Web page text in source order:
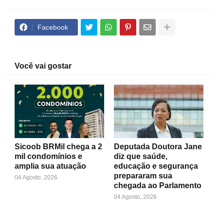
Facebook
Você vai gostar
Sicoob BRMil chega a 2
mil condomínios e
amplia sua atuação
04 Agosto, 2026
Deputada Doutora Jane
diz que saúde,
educação e segurança
prepararam sua
chegada ao Parlamento
04 Agosto, 2026